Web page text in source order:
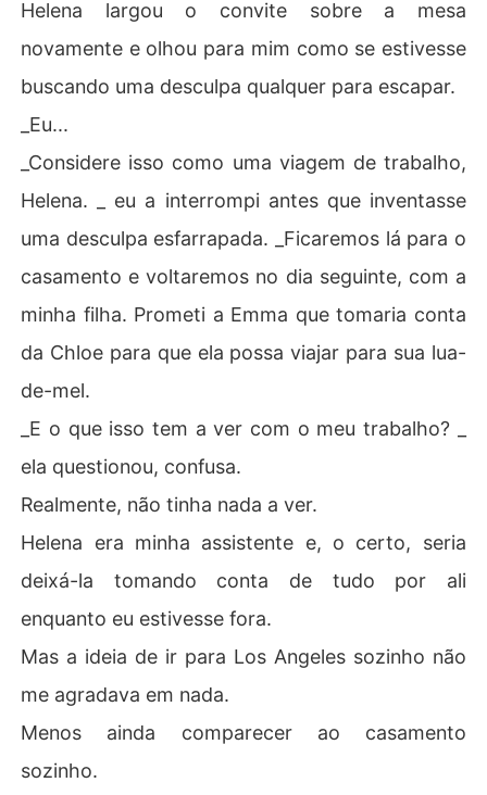
Helena largou o convite sobre a mesa
novamente e olhou para mim como se estivesse
buscando uma desculpa qualquer para escapar.
_Eu...
_Considere isso como uma viagem de trabalho,
Helena. _ eu a interrompi antes que inventasse
uma desculpa esfarrapada. _Ficaremos lá para o
casamento e voltaremos no dia seguinte, com a
minha filha. Prometi a Emma que tomaria conta
da Chloe para que ela possa viajar para sua lua-
de-mel.
_E o que isso tem a ver com o meu trabalho? _
ela questionou, confusa.
Realmente, não tinha nada a ver.
Helena era minha assistente e, o certo, seria
deixá-la tomando conta de tudo por ali
enquanto eu estivesse fora.
Mas a ideia de ir para Los Angeles sozinho não
me agradava em nada.
Menos ainda comparecer ao casamento
sozinho.